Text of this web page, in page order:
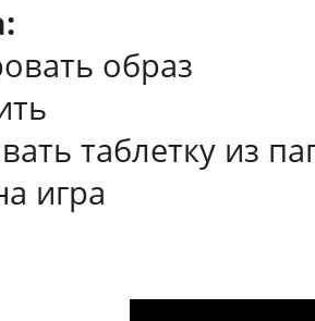
образ
таблетку из
игра